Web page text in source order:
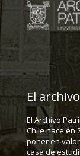
El archivo
El Archivo
Chile nace en
poner en
casa de